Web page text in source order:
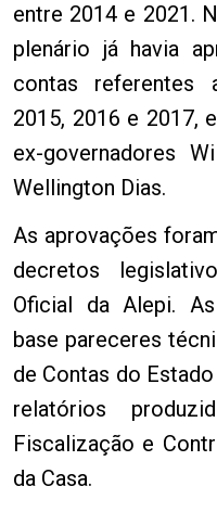
entre 2014 e 2021.
plenário já havia
contas referentes
2015, 2016 e 2017,
ex-governadores
Wellington Dias.
As aprovações
decretos
Oficial da Alepi.
base pareceres
de Contas do
relatórios
Fiscalização e
da Casa.